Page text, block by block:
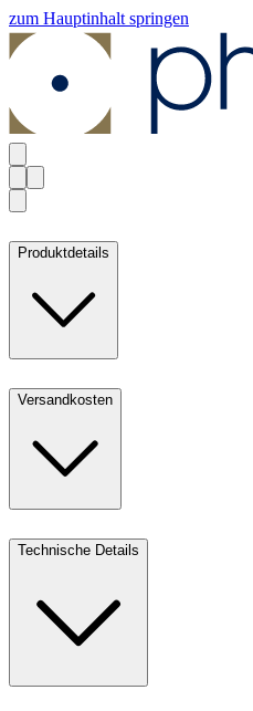
zum Hauptinhalt springen
Produktdetails
Versandkosten
Technische Details